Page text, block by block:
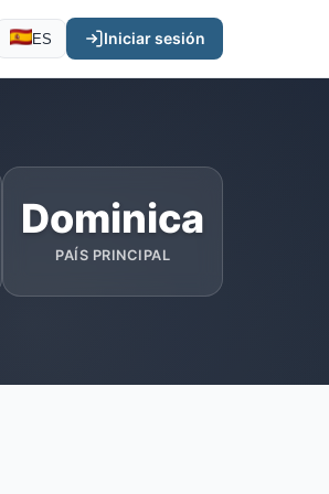
ES Iniciar sesión
Dominica
PAÍS PRINCIPAL